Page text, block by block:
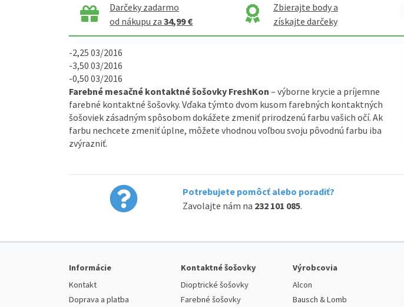
Darčeky zadarmo
od nákupu za34,99 €
Zbierajte body a
získajte darčeky
-2,25 03/2016
-3,50 03/2016
-0,50 03/2016
Farebné mesačné kontaktné šošovky FreshKon – výborne krycie a príjemne
farebné kontaktné šošovky. Vďaka týmto dvom kusom farebných kontaktných
šošoviek zásadným spôsobom dokážete zmeniť prirodzenú farbu vašich očí. Ak
farbu nechcete zmeniť úplne, môžete vhodnou voľbou svoju pôvodnú farbu iba
zvýrazniť.
Potrebujete pomôcť alebo poradiť?
Zavolajte nám na 232 101 085.
Informácie
Kontakt
Doprava a platba
Kontaktné šošovky
Dioptrické šošovky
Farebné šošovky
Výrobcovia
Alcon
Bausch & Lomb